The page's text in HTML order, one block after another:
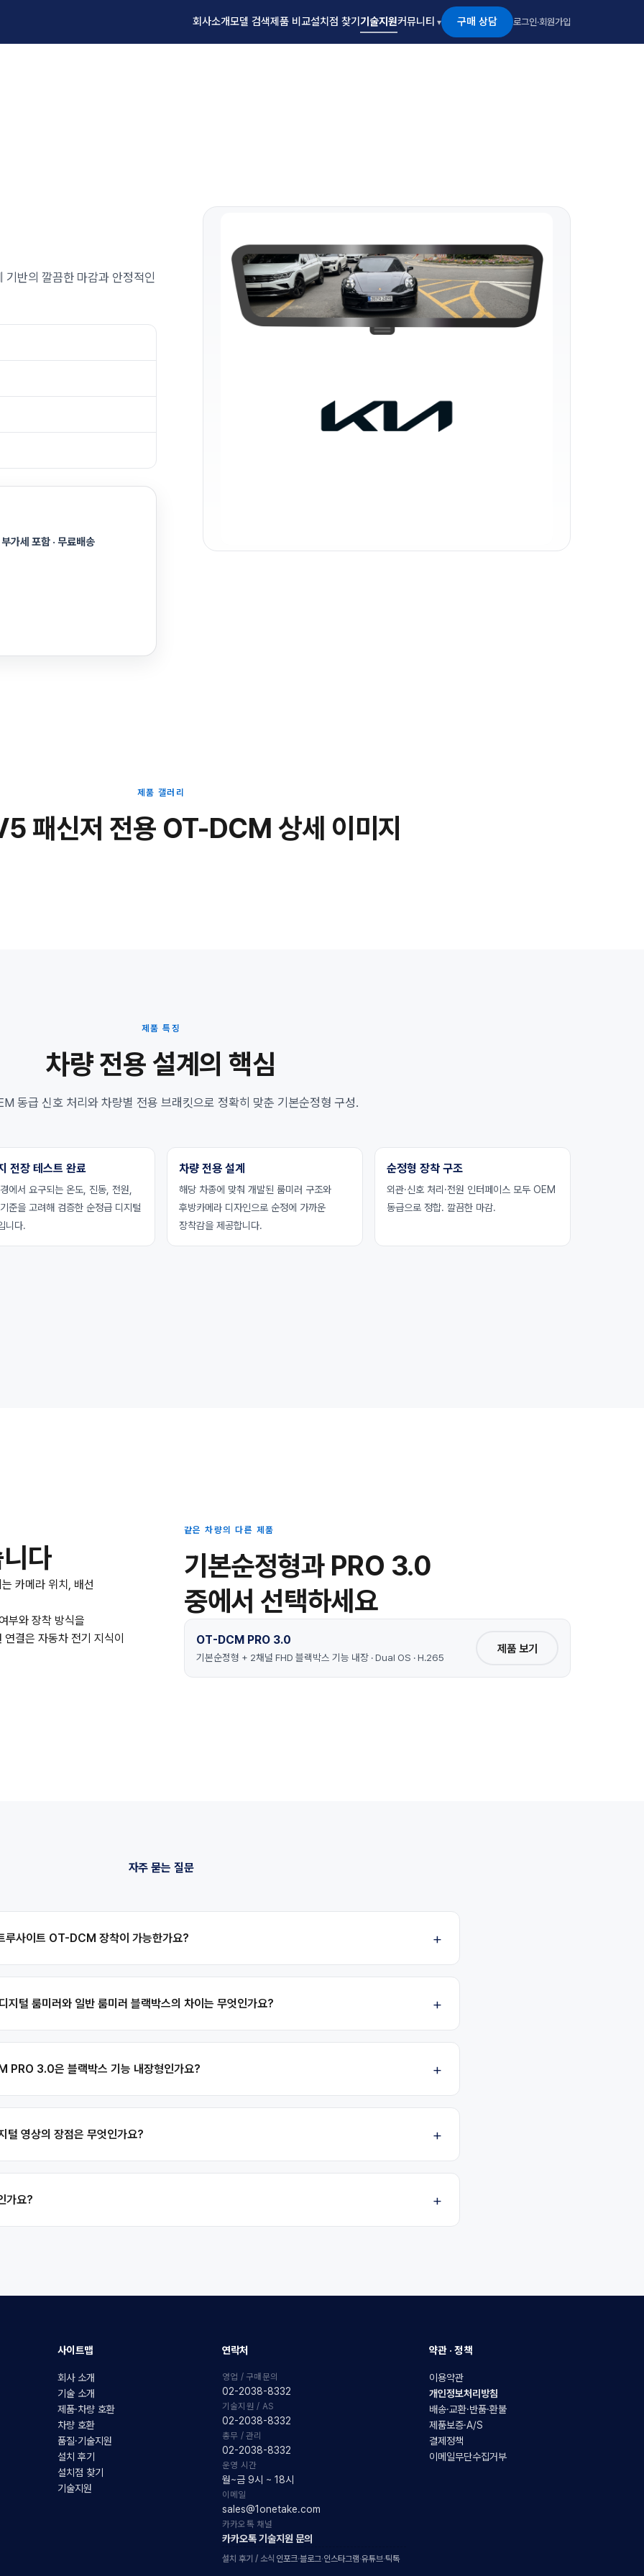
회사소개모델 검색제품 비교설치점 찾기 기술지원커뮤니티 구매 상담 로그인·회원가입
반의 깔끔한 마감과 안정적인
가세 포함 · 무료배송
제품 갤러리
패신저 전용 OT-DCM 상세 이미지
제품 특징
차량 전용 설계의 핵심
동급 신호 처리와 차량별 전용 브래킷으로 정확히 맞춘 기본순정형 구성.
전장 테스트 완료
에서 요구되는 온도, 진동, 전원,
준을 고려해 검증한 순정급 디지털
니다.
차량 전용 설계
해당 차종에 맞춰 개발된 룸미러 구조와
후방카메라 디자인으로 순정에 가까운
장착감을 제공합니다.
순정형 장착 구조
외관·신호 처리·전원 인터페이스 모두 OEM
동급으로 정합. 깔끔한 마감.
다
카메라 위치, 배선
부와 장착 방식을
결은 자동차 전기 지식이
같은 차량의 다른 제품
기본순정형과 PRO 3.0
중에서 선택하세요
OT-DCM PRO 3.0
기본순정형 + 2채널 FHD 블랙박스 기능 내장 · Dual OS · H.265
제품 보기
자주 묻는 질문
루사이트 OT-DCM 장착이 가능한가요?
털 룸미러와 일반 룸미러 블랙박스의 차이는 무엇인가요?
PRO 3.0은 블랙박스 기능 내장형인가요?
영상의 장점은 무엇인가요?
가요?
사이트맵
회사 소개
기술 소개
제품·차량 호환
차량 호환
품질·기술지원
설치 후기
설치점 찾기
기술지원
연락처
영업 / 구매문의
02-2038-8332
기술지원 / AS
02-2038-8332
총무 / 관리
02-2038-8332
운영 시간
월~금 9시 ~ 18시
이메일
sales@1onetake.com
카카오톡 채널
카카오톡 기술지원 문의
설치 후기 / 소식 인포크·블로그·인스타그램·유튜브·틱톡
약관 · 정책
이용약관
개인정보처리방침
배송·교환·반품·환불
제품보증·A/S
결제정책
이메일무단수집거부